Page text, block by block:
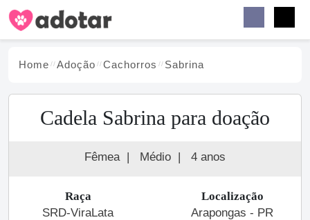
Home Adoção Cachorros Sabrina
Cadela Sabrina para doação
Fêmea | Médio | 4 anos
Raça
SRD-ViraLata
Localização
Arapongas - PR